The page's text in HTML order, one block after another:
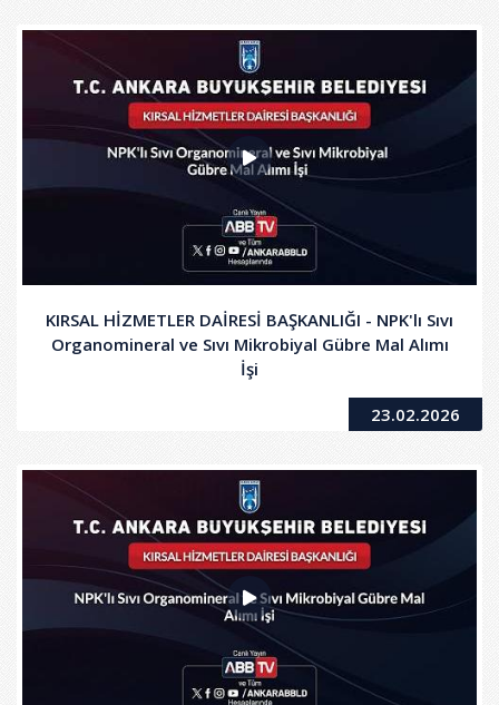
KIRSAL HİZMETLER DAİRESİ BAŞKANLIĞI - NPK'lı Sıvı
Organomineral ve Sıvı Mikrobiyal Gübre Mal Alımı
İşi
23.02.2026